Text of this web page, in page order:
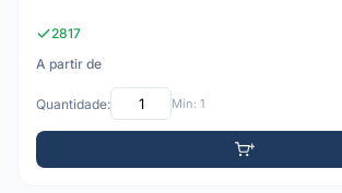
2817
A partir de
Quantidade: Mín: 1